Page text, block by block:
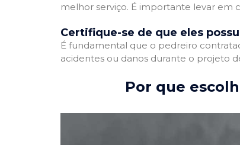
melhor serviço. É importante levar em
Certifique-se de que eles
É fundamental que o pedreiro
acidentes ou danos durante o projeto
Por que